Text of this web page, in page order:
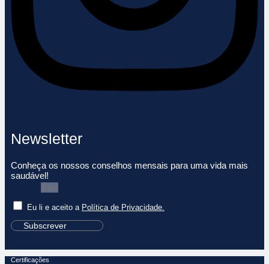
Newsletter
Conheça os nossos conselhos mensais para uma vida mais
saudável!
Eu li e aceito a Política de Privacidade.
Subscrever
Certificações